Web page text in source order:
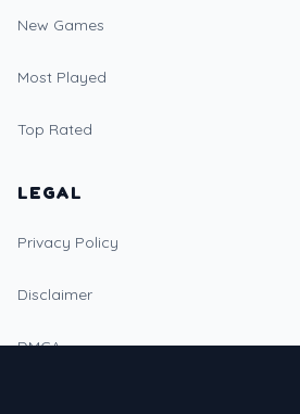
New Games
Most Played
Top Rated
LEGAL
Privacy Policy
Disclaimer
DMCA